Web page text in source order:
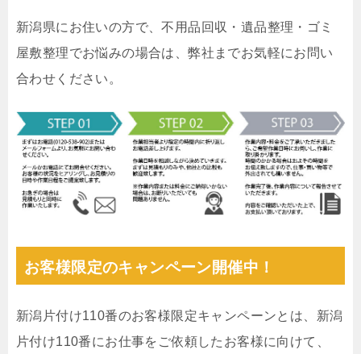
新潟県にお住いの方で、不用品回収・遺品整理・ゴミ
屋敷整理でお悩みの場合は、弊社までお気軽にお問い
合わせください。
お客様限定のキャンペーン開催中！
新潟片付け110番のお客様限定キャンペーンとは、新潟
片付け110番にお仕事をご依頼したお客様に向けて、